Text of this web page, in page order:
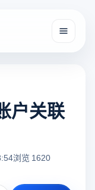
户关联
浏览 1620